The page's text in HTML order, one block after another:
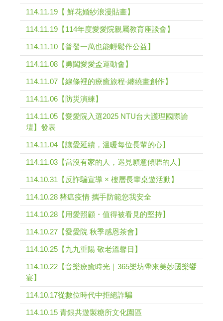
114.11.19【 鮮花婚紗浪漫貼畫】
114.11.19【114年度愛愛院親屬教育座談會】
114.11.10【普發一萬也能輕鬆作公益】
114.11.08【勇闖愛愛盃運動會】
114.11.07【線條裡的療癒旅程-纏繞畫創作】
114.11.06【防災演練】
114.11.05【愛愛院入選2025 NTU台大護理國際論
壇】發表
114.11.04【讓愛延續，溫暖每位長輩的心】
114.11.03【當沒有家的人，遇見願意傾聽的人】
114.10.31【反詐騙宣導 × 樓層長輩桌遊活動】
114.10.28 豬瘟疫情 攜手防範您我安全
114.10.28【用愛照顧・值得被看見的堅持】
114.10.27【愛愛院 秋季感恩茶會】
114.10.25【九九重陽 敬老溫馨日】
114.10.22【音樂療癒時光｜365樂坊帶來美妙國樂饗
宴】
114.10.17從數位時代中拒絕詐騙
114.10.15 青銀共遊製糖所文化園區